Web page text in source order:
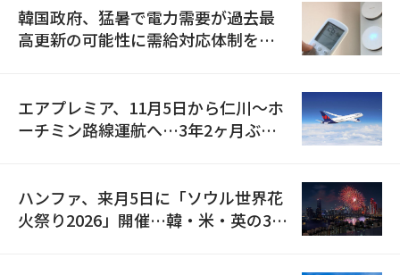
韓国政府、猛暑で電力需要が過去最
高更新の可能性に需給対応体制を点
エアプレミア、11月5日から仁川〜ホ
ーチミン路線運航へ…3年2ヶ月ぶり
ハンファ、来月5日に「ソウル世界花
火祭り2026」開催…韓・米・英の3カ